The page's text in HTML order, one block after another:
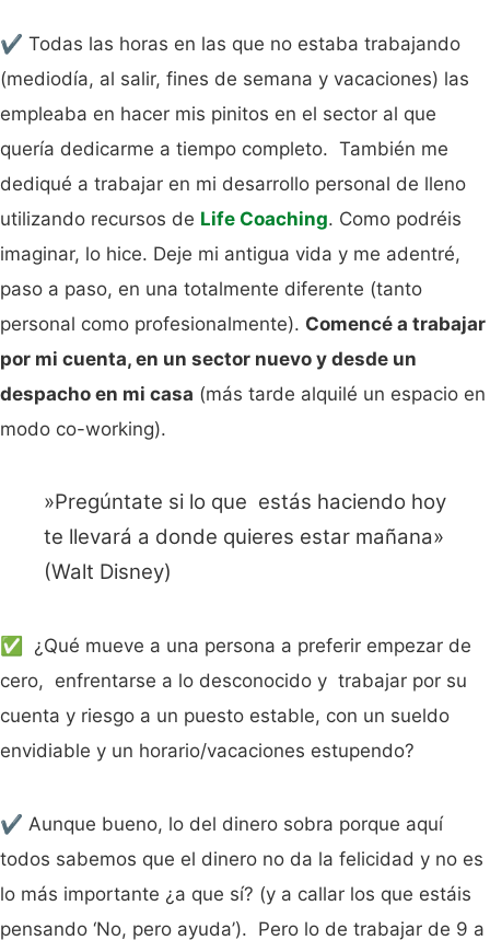
✔️ Todas las horas en las que no estaba trabajando
(mediodía, al salir, fines de semana y vacaciones) las
empleaba en hacer mis pinitos en el sector al que
quería dedicarme a tiempo completo. También me
dediqué a trabajar en mi desarrollo personal de lleno
utilizando recursos de Life Coaching. Como podréis
imaginar, lo hice. Deje mi antigua vida y me adentré,
paso a paso, en una totalmente diferente (tanto
personal como profesionalmente). Comencé a trabajar
por mi cuenta, en un sector nuevo y desde un
despacho en mi casa (más tarde alquilé un espacio en
modo co-working).
»Pregúntate si lo que estás haciendo hoy
te llevará a donde quieres estar mañana»
(Walt Disney)
✅ ¿Qué mueve a una persona a preferir empezar de
cero, enfrentarse a lo desconocido y trabajar por su
cuenta y riesgo a un puesto estable, con un sueldo
envidiable y un horario/vacaciones estupendo?
✔️ Aunque bueno, lo del dinero sobra porque aquí
todos sabemos que el dinero no da la felicidad y no es
lo más importante ¿a que sí? (y a callar los que estáis
pensando ‘No, pero ayuda’). Pero lo de trabajar de 9 a